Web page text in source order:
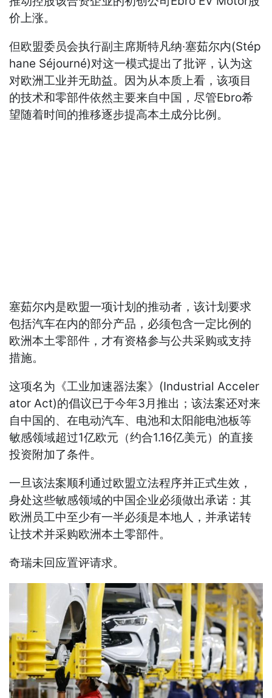
价上涨。
但欧盟委员会执行副主席斯特凡纳·塞茹尔内(Stép
hane Séjourné)对这一模式提出了批评，认为这
对欧洲工业并无助益。因为从本质上看，该项目
的技术和零部件依然主要来自中国，尽管Ebro希
望随着时间的推移逐步提高本土成分比例。
塞茹尔内是欧盟一项计划的推动者，该计划要求
包括汽车在内的部分产品，必须包含一定比例的
欧洲本土零部件，才有资格参与公共采购或支持
措施。
这项名为《工业加速器法案》(Industrial Acceler
ator Act)的倡议已于今年3月推出；该法案还对来
自中国的、在电动汽车、电池和太阳能电池板等
敏感领域超过1亿欧元（约合1.16亿美元）的直接
投资附加了条件。
一旦该法案顺利通过欧盟立法程序并正式生效，
身处这些敏感领域的中国企业必须做出承诺：其
欧洲员工中至少有一半必须是本地人，并承诺转
让技术并采购欧洲本土零部件。
奇瑞未回应置评请求。